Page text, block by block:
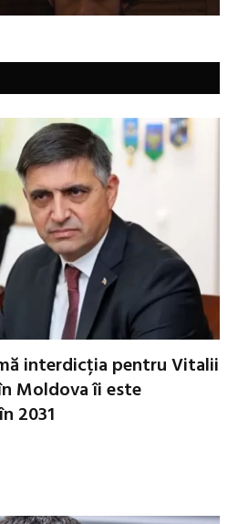
interdicția pentru Vitalii
Moldova îi este
2031